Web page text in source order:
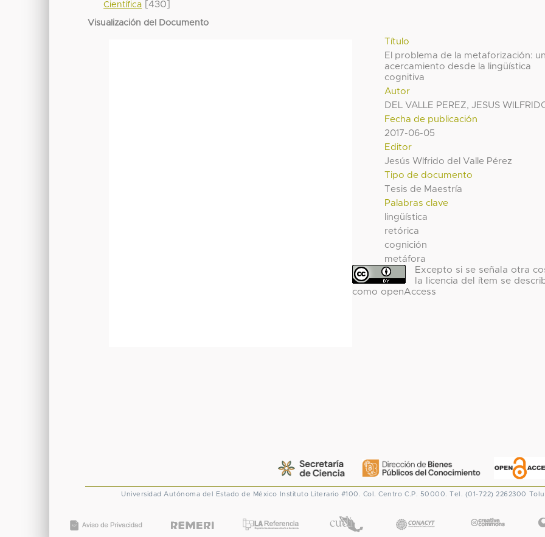
Científica [430]
Visualización del Documento
Título
El problema de la metaforización:
acercamiento desde la lingüística
cognitiva
Autor
DEL VALLE PEREZ, JESUS
Fecha de publicación
2017-06-05
Editor
Jesús Wlfrido del Valle Pérez
Tipo de documento
Tesis de Maestría
Palabras clave
lingüística
retórica
cognición
metáfora
Excepto si se señala otra
la licencia del ítem se
como openAccess
Universidad Autónoma del Estado de México Instituto Literario #100. Col. Centro C.P. 50000. Tel. (01-722) 2262300